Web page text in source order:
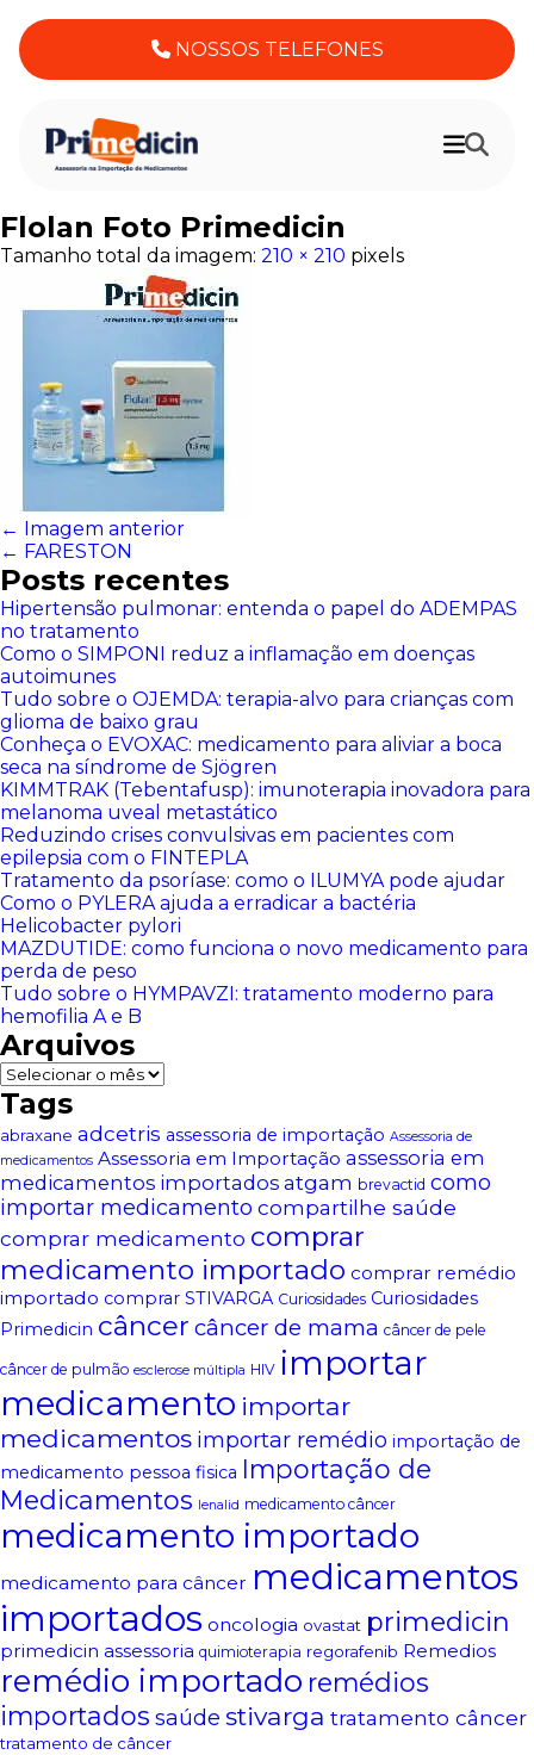
NOSSOS TELEFONES
Flolan Foto Primedicin
Tamanho total da imagem: 210 × 210 pixels
← Imagem anterior
← FARESTON
Posts recentes
Hipertensão pulmonar: entenda o papel do ADEMPAS
no tratamento
Como o SIMPONI reduz a inflamação em doenças
autoimunes
Tudo sobre o OJEMDA: terapia-alvo para crianças com
glioma de baixo grau
Conheça o EVOXAC: medicamento para aliviar a boca
seca na síndrome de Sjögren
KIMMTRAK (Tebentafusp): imunoterapia inovadora para
melanoma uveal metastático
Reduzindo crises convulsivas em pacientes com
epilepsia com o FINTEPLA
Tratamento da psoríase: como o ILUMYA pode ajudar
Como o PYLERA ajuda a erradicar a bactéria
Helicobacter pylori
MAZDUTIDE: como funciona o novo medicamento para
perda de peso
Tudo sobre o HYMPAVZI: tratamento moderno para
hemofilia A e B
Arquivos
Arquivos
Tags
abraxane adcetris assessoria de importação Assessoria de
medicamentos Assessoria em Importação assessoria em
medicamentos importados atgam brevactid como
importar medicamento compartilhe saúde
comprar medicamento comprar
medicamento importado comprar remédio
importado comprar STIVARGA Curiosidades Curiosidades
Primedicin câncer câncer de mama câncer de pele
câncer de pulmão esclerose múltipla HIV importar
medicamento importar
medicamentos importar remédio importação de
medicamento pessoa fisica Importação de
Medicamentos
lenalid medicamento câncer
medicamento importado
medicamento para câncer medicamentos
importados oncologia ovastat primedicin
primedicin assessoria quimioterapia regorafenib Remedios
remédio importado remédios
importados saúde stivarga tratamento câncer
tratamento de câncer